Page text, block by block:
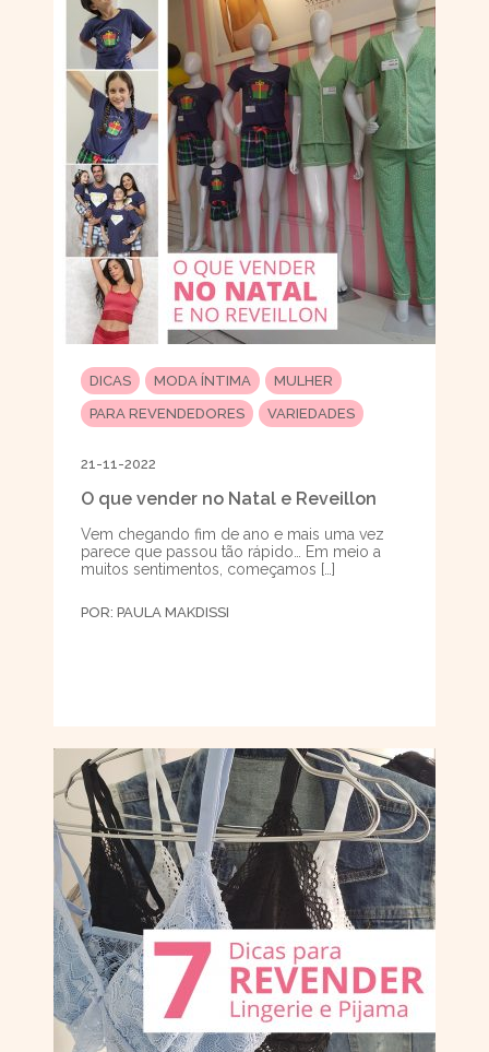
DICAS MODA ÍNTIMA
MULHER
PARA REVENDEDORES
VARIEDADES
21-11-2022
O que vender no Natal e Reveillon
Vem chegando fim de ano e mais uma vez
parece que passou tão rápido… Em meio a
muitos sentimentos, começamos […]
POR: PAULA MAKDISSI